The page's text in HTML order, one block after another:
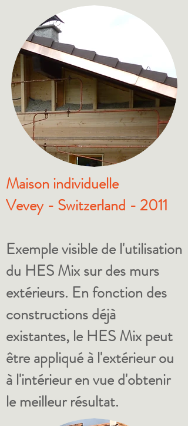
Maison individuelle
Vevey - Switzerland - 2011
Exemple visible de l'utilisation
du HES Mix sur des murs
extérieurs. En fonction des
constructions déjà
existantes, le HES Mix peut
être appliqué à l'extérieur ou
à l'intérieur en vue d'obtenir
le meilleur résultat.